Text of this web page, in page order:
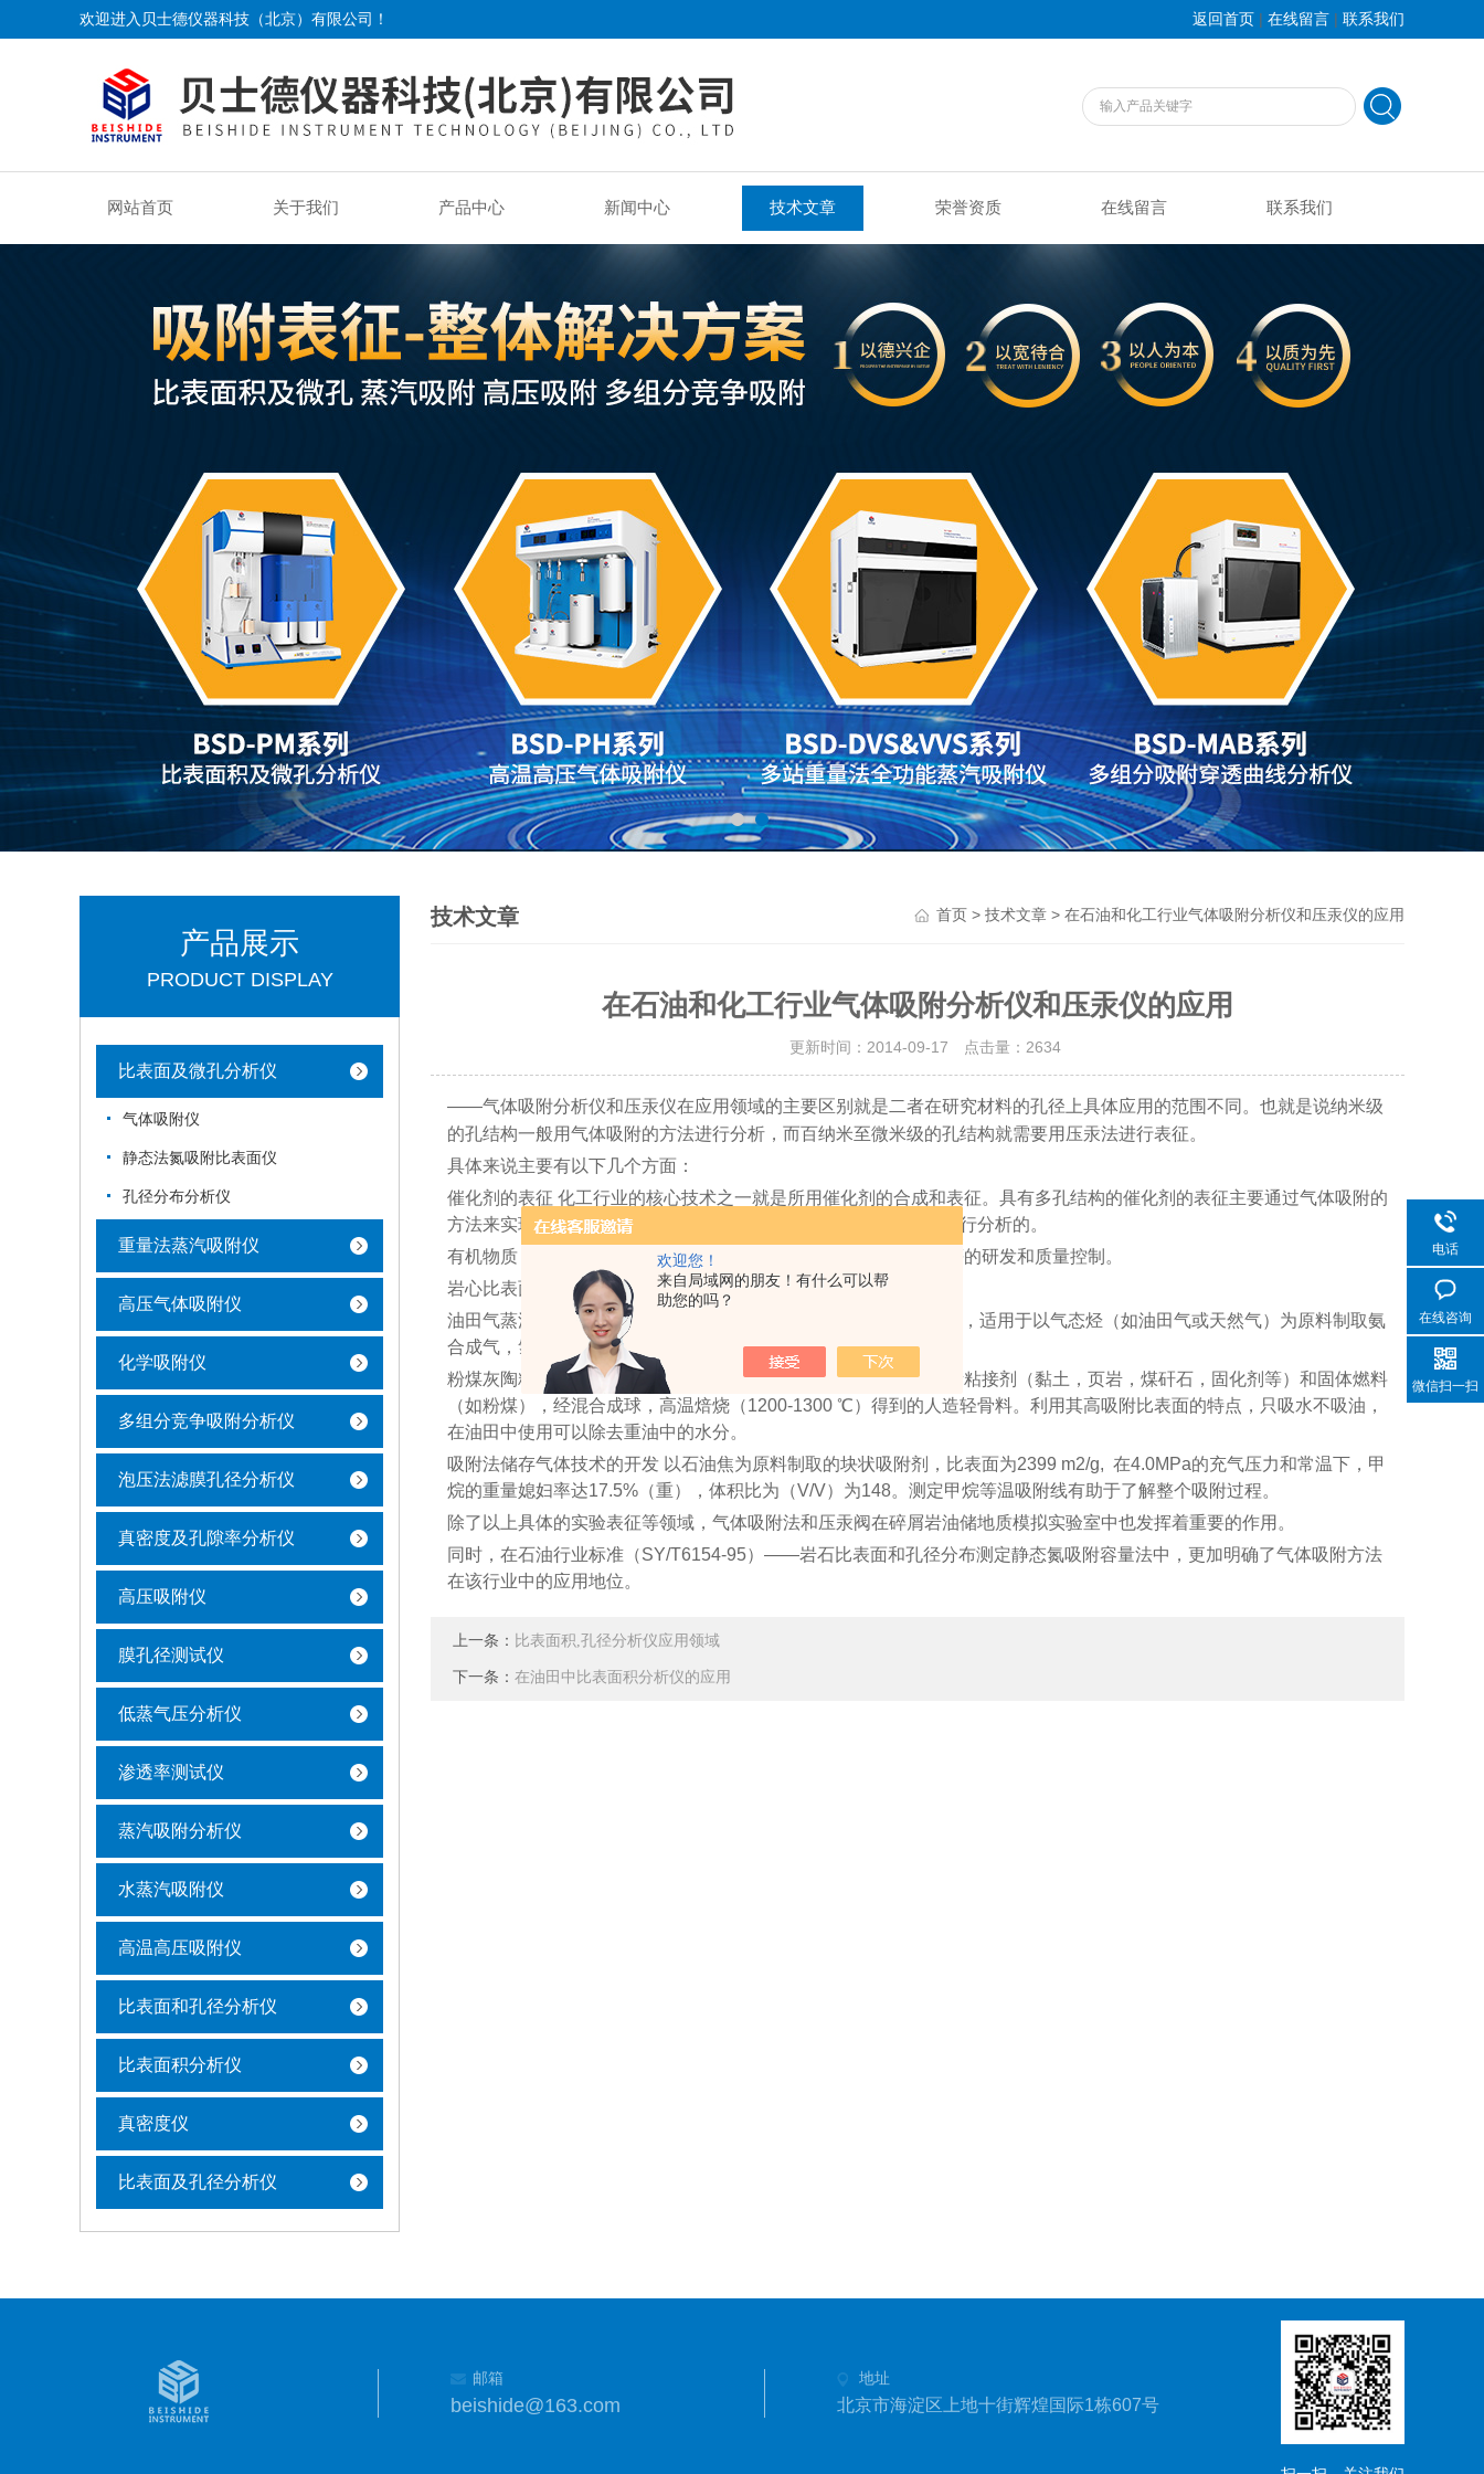
欢迎您！
来自局域网的朋友！有什么可以帮
助您的吗？
欢迎进入贝士德仪器科技（北京）有限公司！ 返回首页 | 在线留言 | 联系我们
网站首页 关于我们 产品中心 新闻中心 技术文章 荣誉资质 在线留言 联系我们
产品展示
PRODUCT DISPLAY
比表面及微孔分析仪
气体吸附仪
静态法氮吸附比表面仪
孔径分布分析仪
重量法蒸汽吸附仪
高压气体吸附仪
化学吸附仪
多组分竞争吸附分析仪
泡压法滤膜孔径分析仪
真密度及孔隙率分析仪
高压吸附仪
膜孔径测试仪
低蒸气压分析仪
渗透率测试仪
蒸汽吸附分析仪
水蒸汽吸附仪
高温高压吸附仪
比表面和孔径分析仪
比表面积分析仪
真密度仪
比表面及孔径分析仪
技术文章 首页 > 技术文章 > 在石油和化工行业气体吸附分析仪和压汞仪的应用
在石油和化工行业气体吸附分析仪和压汞仪的应用
更新时间：2014-09-17 点击量： 2634
——气体吸附分析仪和压汞仪在应用领域的主要区别就是二者在研究材料的孔径上具体应用的范围不同。也就是说纳米级
的孔结构一般用气体吸附的方法进行分析，而百纳米至微米级的孔结构就需要用压汞法进行表征。
具体来说主要有以下几个方面：
催化剂的表征 化工行业的核心技术之一就是所用催化剂的合成和表征。具有多孔结构的催化剂的表征主要通过气体吸附的
方法来实现，当然依据孔径尺寸的不同，也有使用压汞法的方法进行分析的。
有机物质 用于胶黏，色谱分析，离子交换树脂和其他高分子材料等的研发和质量控制。
岩心比表面分析 比表面越大，越具有含油、气构造。
油田气蒸汽转化催化剂的研究及质检 该催化剂以Alfa-Al2O3为载体，适用于以气态烃（如油田气或天然气）为原料制取氨
合成气，氢气、甲醇合成气等蒸汽转化工艺。
粉煤灰陶粒研究 烧结粉煤灰陶粒是以粉煤灰为主要原料，掺加少量粘接剂（黏土，页岩，煤矸石，固化剂等）和固体燃料
（如粉煤），经混合成球，高温焙烧（1200-1300 ℃）得到的人造轻骨料。利用其高吸附比表面的特点，只吸水不吸油，
在油田中使用可以除去重油中的水分。
吸附法储存气体技术的开发 以石油焦为原料制取的块状吸附剂，比表面为2399 m2/g, 在4.0MPa的充气压力和常温下，甲
烷的重量媳妇率达17.5%（重），体积比为（V/V）为148。测定甲烷等温吸附线有助于了解整个吸附过程。
除了以上具体的实验表征等领域，气体吸附法和压汞阀在碎屑岩油储地质模拟实验室中也发挥着重要的作用。
同时，在石油行业标准（SY/T6154-95）——岩石比表面和孔径分布测定静态氮吸附容量法中，更加明确了气体吸附方法
在该行业中的应用地位。
上一条： 比表面积,孔径分析仪应用领域
下一条： 在油田中比表面积分析仪的应用
邮箱
beishide@163.com
地址
北京市海淀区上地十街辉煌国际1栋607号
电话
在线咨询
微信扫一扫